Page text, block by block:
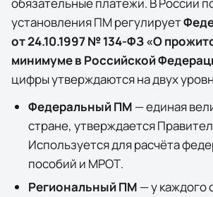
установления ПМ регулирует
от 24.10.1997 № 134-ФЗ «О
минимуме в Российской
цифры утверждаются на двух
Федеральный ПМ — единая
стране, утверждается
Используется для расчёта
пособий и МРОТ.
Региональный ПМ — у каждого